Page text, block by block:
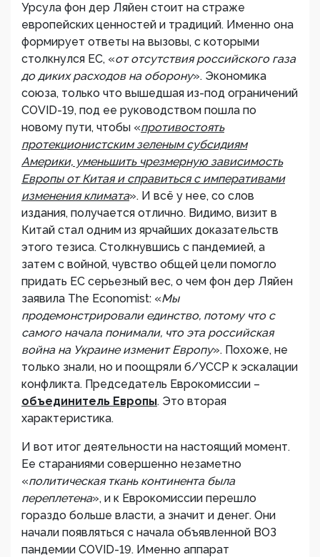
Урсула фон дер Ляйен стоит на страже
европейских ценностей и традиций. Именно она
формирует ответы на вызовы, с которыми
столкнулся ЕС, «от отсутствия российского газа
до диких расходов на оборону». Экономика
союза, только что вышедшая из-под ограничений
COVID-19, под ее руководством пошла по
новому пути, чтобы «противостоять
протекционистским зеленым субсидиям
Америки, уменьшить чрезмерную зависимость
Европы от Китая и справиться с императивами
изменения климата». И всё у нее, со слов
издания, получается отлично. Видимо, визит в
Китай стал одним из ярчайших доказательств
этого тезиса. Столкнувшись с пандемией, а
затем с войной, чувство общей цели помогло
придать ЕС серьезный вес, о чем фон дер Ляйен
заявила The Economist: «Мы
продемонстрировали единство, потому что с
самого начала понимали, что эта российская
война на Украине изменит Европу». Похоже, не
только знали, но и поощряли б/УССР к эскалации
конфликта. Председатель Еврокомиссии –
объединитель Европы. Это вторая
характеристика.
И вот итог деятельности на настоящий момент.
Ее стараниями совершенно незаметно
«политическая ткань континента была
переплетена», и к Еврокомиссии перешло
гораздо больше власти, а значит и денег. Они
начали появляться с начала объявленной ВОЗ
пандемии COVID-19. Именно аппарат